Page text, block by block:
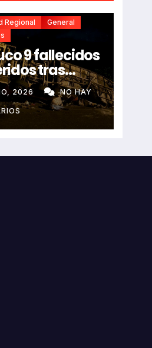
Regional
General
9 fallecidos
tras
despiste
Real Chancas
contra
2026 NO HAY